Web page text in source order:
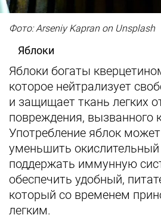
Фото: Arseniy Kapran on Unsplash
Яблоки
Яблоки богаты
которое нейтрализует
и защищает ткань легких
повреждения, вызванного
Употребление яблок
уменьшить окислительный
поддержать иммунную
обеспечить удобный,
который со временем
легким.